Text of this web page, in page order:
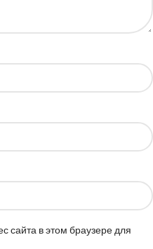
сайта в этом браузере для